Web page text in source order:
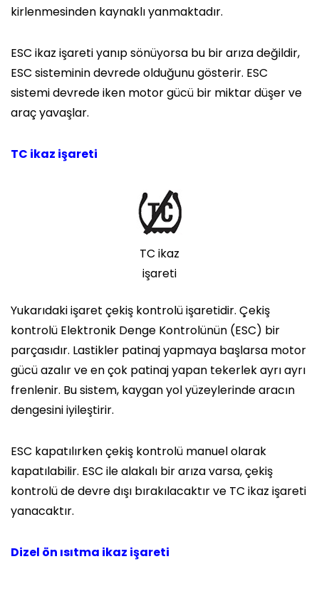
kirlenmesinden kaynaklı yanmaktadır.
ESC ikaz işareti yanıp sönüyorsa bu bir arıza değildir,
ESC sisteminin devrede olduğunu gösterir. ESC
sistemi devrede iken motor gücü bir miktar düşer ve
araç yavaşlar.
TC ikaz işareti
TC ikaz
işareti
Yukarıdaki işaret çekiş kontrolü işaretidir. Çekiş
kontrolü Elektronik Denge Kontrolünün (ESC) bir
parçasıdır. Lastikler patinaj yapmaya başlarsa motor
gücü azalır ve en çok patinaj yapan tekerlek ayrı ayrı
frenlenir. Bu sistem, kaygan yol yüzeylerinde aracın
dengesini iyileştirir.
ESC kapatılırken çekiş kontrolü manuel olarak
kapatılabilir. ESC ile alakalı bir arıza varsa, çekiş
kontrolü de devre dışı bırakılacaktır ve TC ikaz işareti
yanacaktır.
Dizel ön ısıtma ikaz işareti